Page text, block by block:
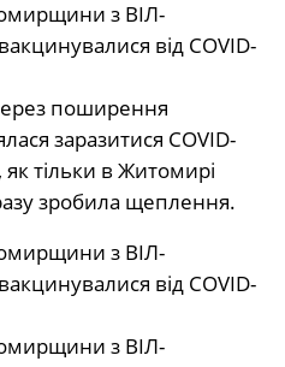
поширення
заразитися COVID-
як тільки в Житомирі
зробила щеплення.